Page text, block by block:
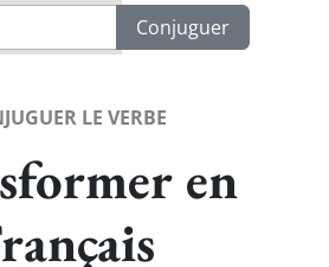
LE VERBE
en